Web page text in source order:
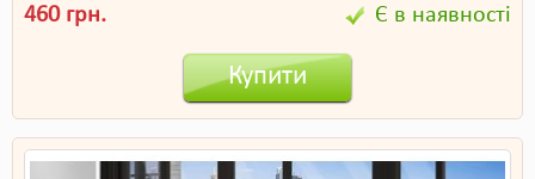
460 грн. Є в наявності
Купити